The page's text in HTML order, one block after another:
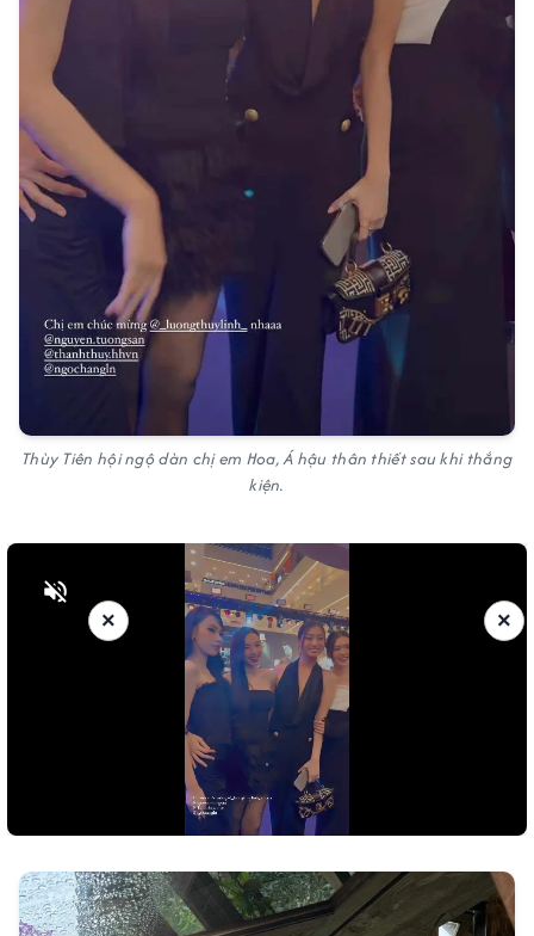
Thùy Tiên hội ngộ dàn chị em Hoa, Á hậu thân thiết sau khi thắng
kiện.
×
×